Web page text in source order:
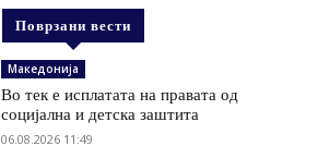
Поврзани вести
Македонија
Во тек е исплатата на правата од
социјална и детска заштита
06.08.2026 11:49